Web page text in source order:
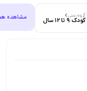
گروه سنی
کودک 9 تا 12 سال مشاهده